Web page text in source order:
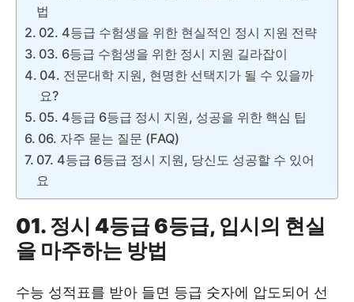
법
02. 4등급 수험생을 위한 현실적인 정시 지원 전략
03. 6등급 수험생을 위한 정시 지원 길라잡이
04. 전문대학 지원, 현명한 선택지가 될 수 있을까
요?
05. 4등급 6등급 정시 지원, 성공을 위한 핵심 팁
06. 자주 묻는 질문 (FAQ)
07. 4등급 6등급 정시 지원, 당신도 성공할 수 있어
요
01. 정시 4등급 6등급, 입시의 현실
을 마주하는 방법
수능 성적표를 받아 들면 등급 숫자에 압도되어 선